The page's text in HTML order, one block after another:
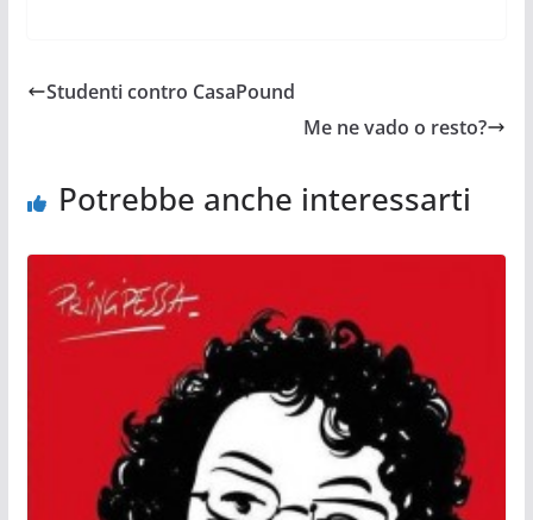
Studenti contro CasaPound
Me ne vado o resto?
Potrebbe anche interessarti